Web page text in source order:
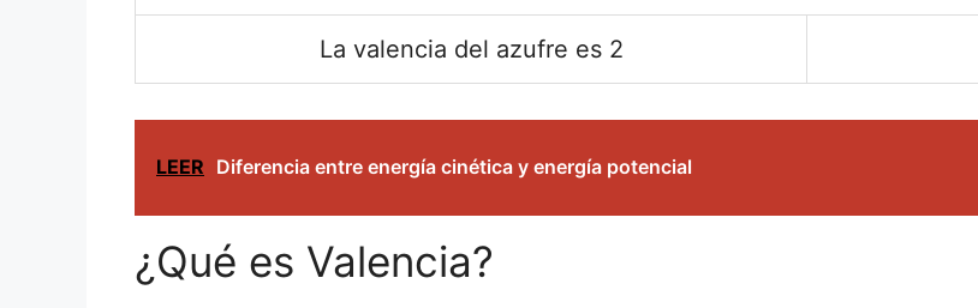
La valencia del azufre es 2
LEER Diferencia entre energía cinética y energía potencial
¿Qué es Valencia?